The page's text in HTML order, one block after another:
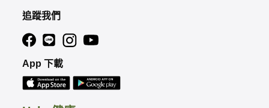
追蹤我們
App 下載